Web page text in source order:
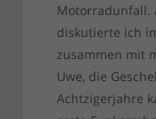
Motorradunfall.
diskutierte ich
zusammen mit
Uwe, die
Achtzigerjahre